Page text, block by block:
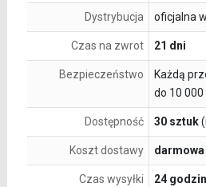
Dystrybucja oficjalna
Czas na zwrot 21 dni
Bezpieczeństwo
Każdą
do 10 000
Dostępność 30 sztuk
Koszt dostawy darmowa
Czas wysyłki 24